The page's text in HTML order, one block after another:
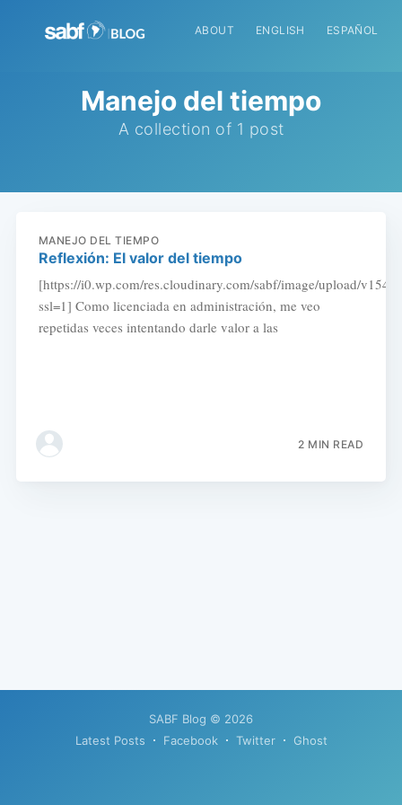
ABOUT ENGLISH ESPAÑOL
Manejo del tiempo
A collection of 1 post
MANEJO DEL TIEMPO
Reflexión: El valor del tiempo
[https://i0.wp.com/res.cloudinary.com/sabf/image/upload/
ssl=1] Como licenciada en administración, me veo
repetidas veces intentando darle valor a las
2 MIN READ
SABF Blog © 2026
Latest Posts
Facebook Twitter Ghost